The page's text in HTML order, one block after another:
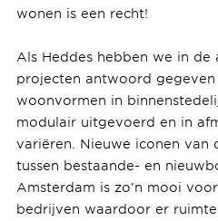
wonen is een recht!
Als Heddes hebben we in de
projecten antwoord
woonvormen in
modulair uitgevoerd en in
variëren. Nieuwe iconen van
tussen bestaande- en
Amsterdam is zo’n mooi
bedrijven waardoor er